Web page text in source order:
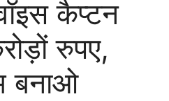
कैप्टन
रुपए,
बनाओ